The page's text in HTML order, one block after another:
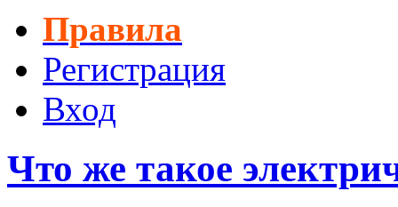
Правила
Регистрация
Вход
Что же такое